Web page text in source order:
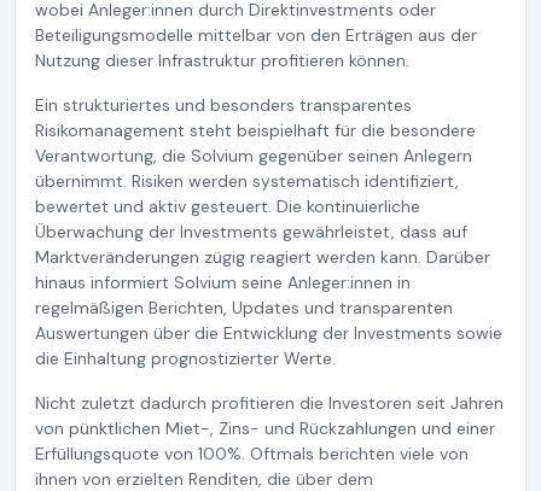
wobei Anleger:innen durch Direktinvestments oder
Beteiligungsmodelle mittelbar von den Erträgen aus der
Nutzung dieser Infrastruktur profitieren können.
Ein strukturiertes und besonders transparentes
Risikomanagement steht beispielhaft für die besondere
Verantwortung, die Solvium gegenüber seinen Anlegern
übernimmt. Risiken werden systematisch identifiziert,
bewertet und aktiv gesteuert. Die kontinuierliche
Überwachung der Investments gewährleistet, dass auf
Marktveränderungen zügig reagiert werden kann. Darüber
hinaus informiert Solvium seine Anleger:innen in
regelmäßigen Berichten, Updates und transparenten
Auswertungen über die Entwicklung der Investments sowie
die Einhaltung prognostizierter Werte.
Nicht zuletzt dadurch profitieren die Investoren seit Jahren
von pünktlichen Miet-, Zins- und Rückzahlungen und einer
Erfüllungsquote von 100%. Oftmals berichten viele von
ihnen von erzielten Renditen, die über dem